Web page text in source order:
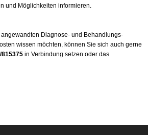
und Möglichkeiten informieren.
Diagnose- und Behandlungs-
wissen möchten, können Sie sich auch gerne
815375 in Verbindung setzen oder das